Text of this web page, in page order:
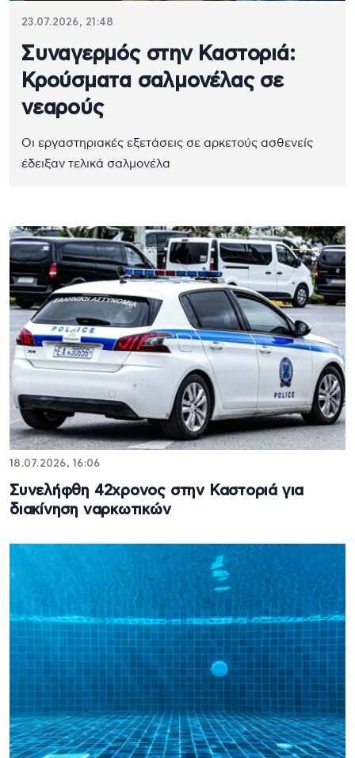
23.07.2026, 21:48
Συναγερμός στην Καστοριά:
Κρούσματα σαλμονέλας σε
νεαρούς
Οι εργαστηριακές εξετάσεις σε αρκετούς ασθενείς
έδειξαν τελικά σαλμονέλα
18.07.2026, 16:06
Συνελήφθη 42χρονος στην Καστοριά για
διακίνηση ναρκωτικών